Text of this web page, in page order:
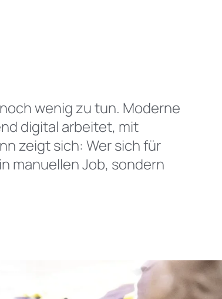
Bekämpfung
wenig zu tun. Moderne
digital arbeitet, mit
zeigt sich: Wer sich für
manuellen Job, sondern